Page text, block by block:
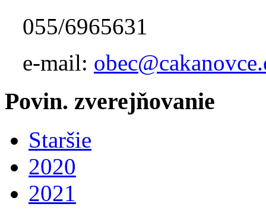
055/6965631
e-mail:
Povin. zverejňovanie
Staršie
2020
2021